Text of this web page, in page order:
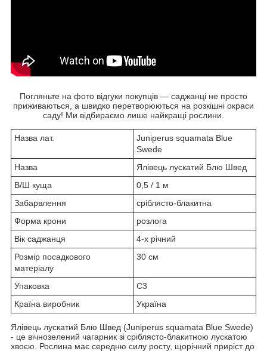
Погляньте на фото відгуки покупців — саджанці не просто
приживаються, а швидко перетворюються на розкішні окраси
саду! Ми відбираємо лише найкращі рослини.
Назва лат.
Juniperus squamata Blue
Swede
Назва
Ялівець лускатий Блю Швед
В/Ш куща
0,5 / 1 м
Забарвлення
сріблясто-блакитна
Форма крони
розлога
Вік саджанця
4-х річний
Розмір посадкового
матеріалу
30 см
Упаковка
С3
Країна виробник
Україна
Ялівець лускатий Блю Швед (Juniperus squamata Blue Swede)
- це вічнозелений чагарник зі сріблясто-блакитною лускатою
хвоєю. Рослина має середню силу росту, щорічний приріст до